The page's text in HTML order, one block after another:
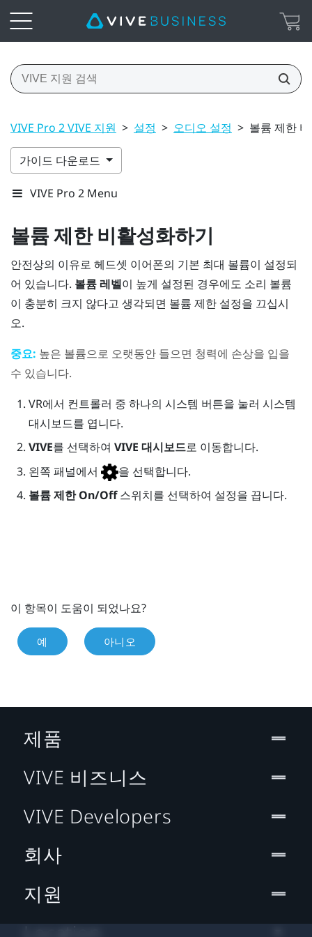
VIVE Pro 2 VIVE 지원 > 설정 > 오디오 설정 > 볼륨 제한
가이드 다운로드
VIVE Pro 2 Menu
볼륨 제한비활성화하기
안전상의 이유로 헤드셋 이어폰의 기본 최대 볼륨이 설정되
어 있습니다. 볼륨 레벨이 높게 설정된 경우에도 소리 볼륨
이 충분히 크지 않다고 생각되면 볼륨 제한 설정을 끄십시
오.
중요: 높은 볼륨으로 오랫동안 들으면 청력에 손상을 입을
수 있습니다.
VR에서 컨트롤러 중 하나의 시스템 버튼을 눌러 시스템
대시보드를 엽니다.
VIVE를 선택하여 VIVE 대시보드로 이동합니다.
왼쪽 패널에서
을 선택합니다.
볼륨 제한 On/Off스위치를 선택하여 설정을 끕니다.
이 항목이 도움이 되었나요?
예 아니오
제품
VIVE 비즈니스
VIVE Developers
회사
지원